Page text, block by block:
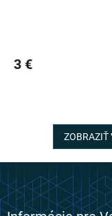
3 €
ZOBRAZIŤ
Z
á
p